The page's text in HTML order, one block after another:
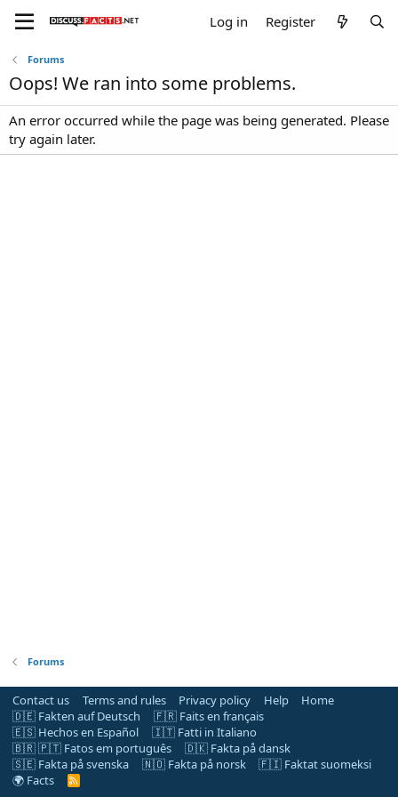
Log in Register
Forums
Oops! We ran into some problems.
An error occurred while the page was being generated. Please
try again later.
Forums
Contact us Terms and rules Privacy policy Help
Home
🇩🇪 Fakten auf Deutsch
🇫🇷 Faits en français
🇪🇸 Hechos en Español
🇮🇹 Fatti in Italiano
🇧🇷 🇵🇹 Fatos em português
🇩🇰 Fakta på dansk
🇸🇪 Fakta på svenska
🇳🇴 Fakta på norsk
🇫🇮 Faktat suomeksi
🌍 Facts
R